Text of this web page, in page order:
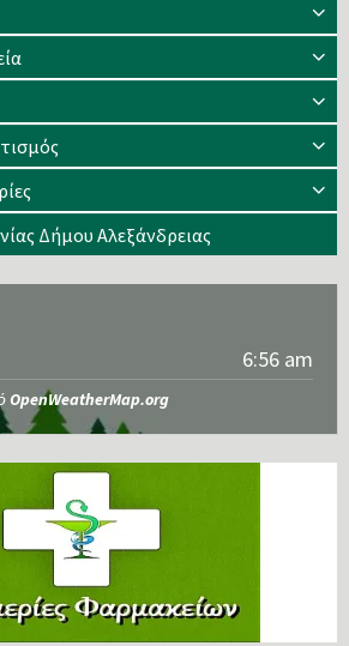
Δήμου Αλεξάνδρειας
6:56 am
OpenWeatherMap.org